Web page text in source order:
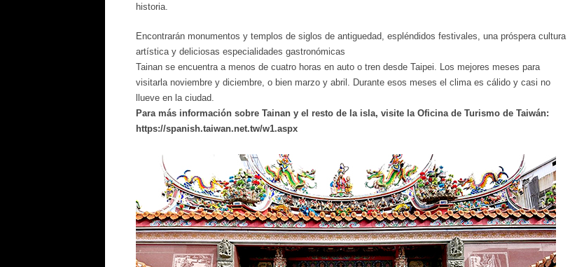
historia.
Encontrarán monumentos y templos de siglos de antiguedad, espléndidos festivales, una próspera cultura
artística y deliciosas especialidades gastronómicas
Tainan se encuentra a menos de cuatro horas en auto o tren desde Taipei. Los mejores meses para
visitarla noviembre y diciembre, o bien marzo y abril. Durante esos meses el clima es cálido y casi no
llueve en la ciudad.
Para más información sobre Tainan y el resto de la isla, visite la Oficina de Turismo de Taiwán:
https://spanish.taiwan.net.tw/w1.aspx